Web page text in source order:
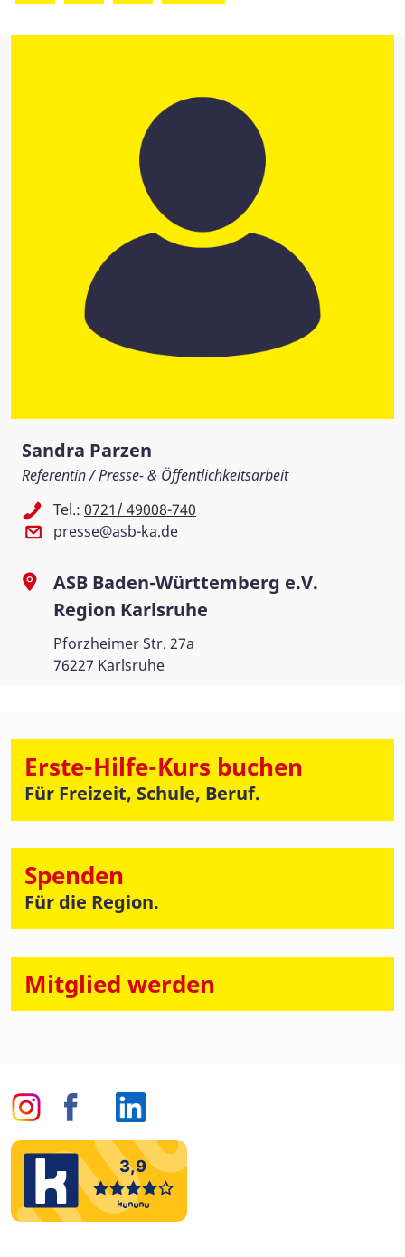
Sandra Parzen
Referentin / Presse- & Öffentlichkeitsarbeit
Tel.: 0721/ 49008-740
presse@asb-ka.de
ASB Baden-Württemberg e.V.
Region Karlsruhe
Pforzheimer Str. 27a
76227 Karlsruhe
Erste-Hilfe-Kurs buchen
Für Freizeit, Schule, Beruf.
Spenden
Für die Region.
Mitglied werden